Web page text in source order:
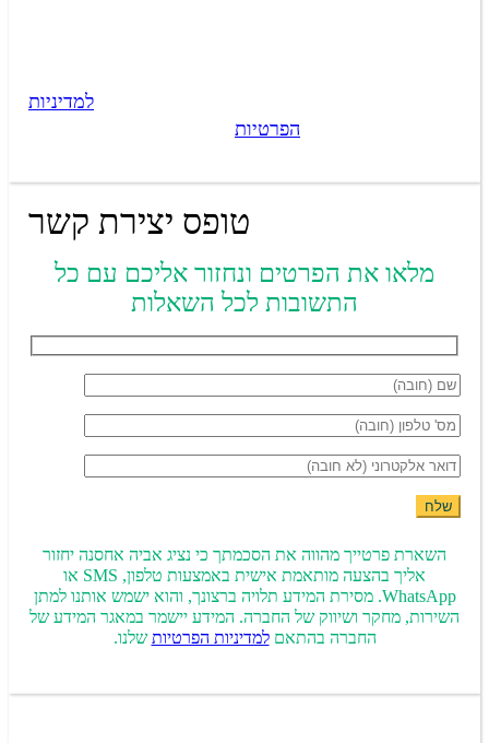
למדיניות
הפרטיות
טופס יצירת קשר
מלאו את הפרטים ונחזור אליכם עם כל
התשובות לכל השאלות
השארת פרטייך מהווה את הסכמתך כי נציג אביה אחסנה יחזור
אליך בהצעה מותאמת אישית באמצעות טלפון, SMS או
WhatsApp. מסירת המידע תלויה ברצונך, והוא ישמש אותנו למתן
השירות, מחקר ושיווק של החברה. המידע יישמר במאגר המידע של
החברה בהתאםלמדיניות הפרטיות שלנו.